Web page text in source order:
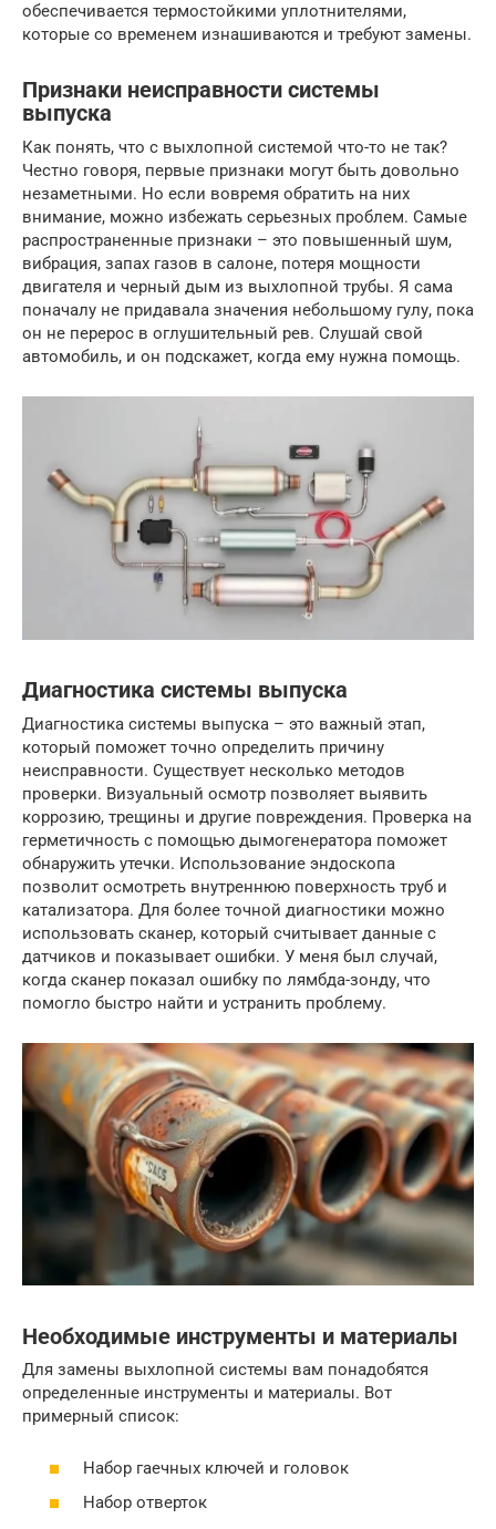
обеспечивается термостойкими уплотнителями,
которые со временем изнашиваются и требуют замены.
Признаки неисправности системы
выпуска
Как понять, что с выхлопной системой что-то не так?
Честно говоря, первые признаки могут быть довольно
незаметными. Но если вовремя обратить на них
внимание, можно избежать серьезных проблем. Самые
распространенные признаки – это повышенный шум,
вибрация, запах газов в салоне, потеря мощности
двигателя и черный дым из выхлопной трубы. Я сама
поначалу не придавала значения небольшому гулу, пока
он не перерос в оглушительный рев. Слушай свой
автомобиль, и он подскажет, когда ему нужна помощь.
Диагностика системы выпуска
Диагностика системы выпуска – это важный этап,
который поможет точно определить причину
неисправности. Существует несколько методов
проверки. Визуальный осмотр позволяет выявить
коррозию, трещины и другие повреждения. Проверка на
герметичность с помощью дымогенератора поможет
обнаружить утечки. Использование эндоскопа
позволит осмотреть внутреннюю поверхность труб и
катализатора. Для более точной диагностики можно
использовать сканер, который считывает данные с
датчиков и показывает ошибки. У меня был случай,
когда сканер показал ошибку по лямбда-зонду, что
помогло быстро найти и устранить проблему.
Необходимые инструменты и материалы
Для замены выхлопной системы вам понадобятся
определенные инструменты и материалы. Вот
примерный список:
Набор гаечных ключей и головок
Набор отверток